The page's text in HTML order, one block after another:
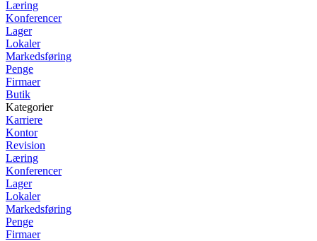
Læring
Konferencer
Lager
Lokaler
Markedsføring
Penge
Firmaer
Butik
Kategorier
Karriere
Kontor
Revision
Læring
Konferencer
Lager
Lokaler
Markedsføring
Penge
Firmaer